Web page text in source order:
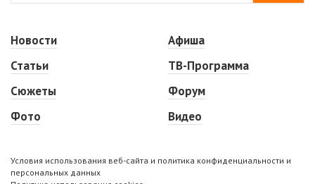
Новости
Статьи
Сюжеты
Фото
Афиша
ТВ-Программа
Форум
Видео
Условия использования веб-сайта и политика конфиденциальности и
персональных данных